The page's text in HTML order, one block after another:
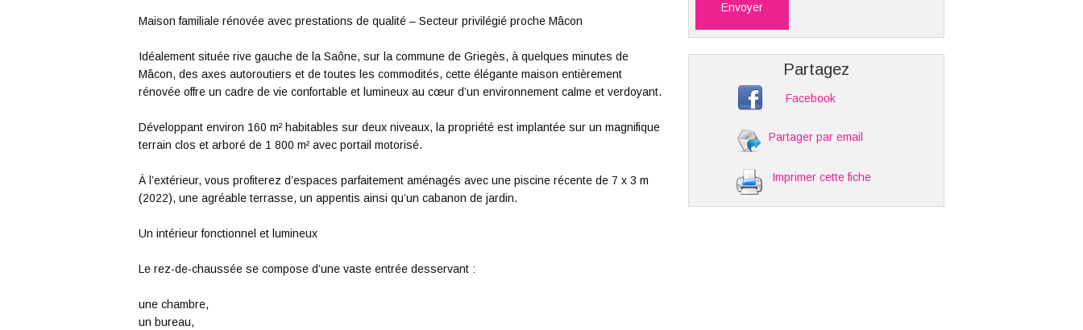
Maison familiale rénovée avec prestations de qualité – Secteur privilégié proche Mâcon
Idéalement située rive gauche de la Saône, sur la commune de Griegès, à quelques minutes de
Mâcon, des axes autoroutiers et de toutes les commodités, cette élégante maison entièrement
rénovée offre un cadre de vie confortable et lumineux au cœur d’un environnement calme et verdoyant.
Développant environ 160 m² habitables sur deux niveaux, la propriété est implantée sur un magnifique
terrain clos et arboré de 1 800 m² avec portail motorisé.
À l’extérieur, vous profiterez d’espaces parfaitement aménagés avec une piscine récente de 7 x 3 m
(2022), une agréable terrasse, un appentis ainsi qu’un cabanon de jardin.
Un intérieur fonctionnel et lumineux
Le rez-de-chaussée se compose d’une vaste entrée desservant :
une chambre,
un bureau,
Envoyer
Partagez
Facebook
Partager par email
Imprimer cette fiche